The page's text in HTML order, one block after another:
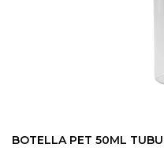
BOTELLA PET 50ML